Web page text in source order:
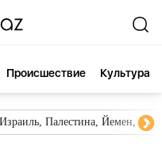
Происшествие Культура
Палестина, Йемен,